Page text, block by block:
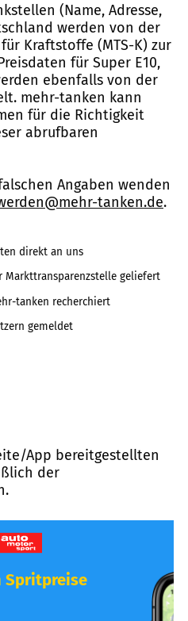
(Name, Adresse,
werden von der
Kraftstoffe (MTS-K) zur
für Super E10,
ebenfalls von der
mehr-tanken kann
für die Richtigkeit
abrufbaren
Angaben wenden
tanken.de.
direkt an uns
Markttransparenzstelle geliefert
tanken recherchiert
gemeldet
App bereitgestellten
der
Spritpreise